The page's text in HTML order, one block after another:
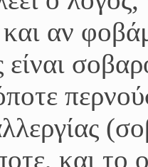
αν
και το